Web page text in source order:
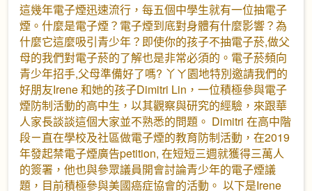
這幾年電子煙迅速流行，每五個中學生就有一位抽電子
煙。什麼是電子煙？電子煙到底對身體有什麼影響？為
什麼它這麼吸引青少年？即使你的孩子不抽電子菸,做父
母的我們對電子菸的了解也是非常必須的。電子菸頻向
青少年招手,父母準備好了嗎? 丫ㄚ園地特別邀請我們的
好朋友Irene 和她的孩子Dimitri Lin，一位積極參與電子
煙防制活動的高中生，以其觀察與研究的經驗，來跟華
人家長談談這個大家並不熟悉的問題。 Dimitri 在高中階
段ㄧ直在學校及社區做電子煙的教育防制活動，在2019
年發起禁電子煙廣告petition, 在短短三週就獲得三萬人
的簽署，他也與參眾議員開會討論青少年的電子煙議
題，目前積極參與美國癌症協會的活動。 以下是Irene